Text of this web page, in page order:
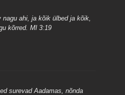
ahi, ja kõik ülbed ja kõik,
kõrred. Ml 3:19
surevad Aadamas, nõnda